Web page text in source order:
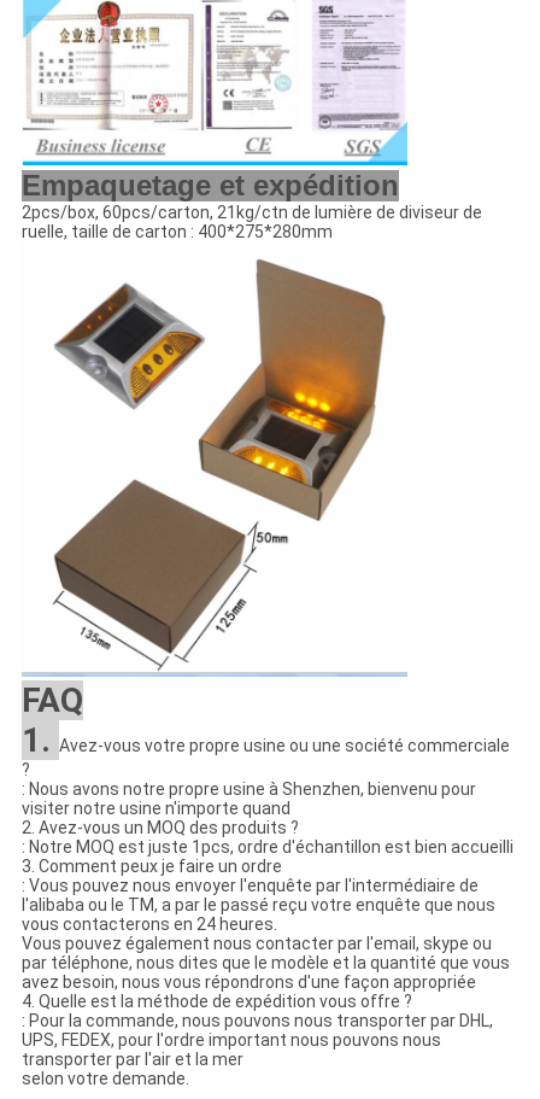
Empaquetage et expédition
2pcs/box, 60pcs/carton, 21kg/ctn de lumière de diviseur de
ruelle, taille de carton : 400*275*280mm
FAQ
1. Avez-vous votre propre usine ou une société commerciale
?
: Nous avons notre propre usine à Shenzhen, bienvenu pour
visiter notre usine n'importe quand
2. Avez-vous un MOQ des produits ?
: Notre MOQ est juste 1pcs, ordre d'échantillon est bien accueilli
3. Comment peux je faire un ordre
: Vous pouvez nous envoyer l'enquête par l'intermédiaire de
l'alibaba ou le TM, a par le passé reçu votre enquête que nous
vous contacterons en 24 heures.
Vous pouvez également nous contacter par l'email, skype ou
par téléphone, nous dites que le modèle et la quantité que vous
avez besoin, nous vous répondrons d'une façon appropriée
4. Quelle est la méthode de expédition vous offre ?
: Pour la commande, nous pouvons nous transporter par DHL,
UPS, FEDEX, pour l'ordre important nous pouvons nous
transporter par l'air et la mer
selon votre demande.